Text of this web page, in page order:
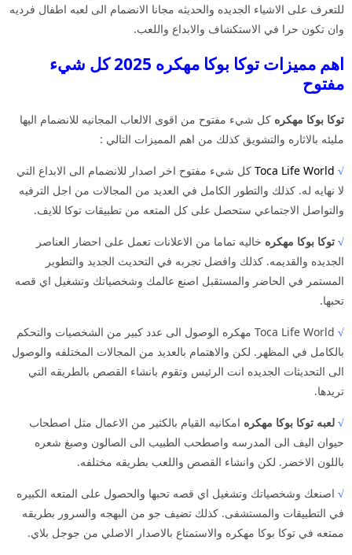
للتعرف على الاشياء الجديده والحديثه مجانا الانضمام الى لعبه اطفال فرديه
وان تكون حرا في الاستكشاف والابداع واللعب.
اهم مميزات توكا بوكا مهكره 2025 كل شيء
مفتوح
توكا بوكا مهكره كل شيء مفتوح من اقوى الالعاب المجانيه للانضمام اليها
مليئه بالاثاره والتشويق كذلك من اهم المميزات التالي :
√
Toca Life World كل شيء مفتوح اخر اصدار للانضمام الى الابداع التي
لا نهايه له. كذلك والتطور الكامل في العديد من المجالات من اجل الترفيه
والتواصل الاجتماعي ستحصل على كل المتعه من تطبيقات توكا للايف.
√ توكا بوكا مهكره خاليه تماما من الاعلانات تعمل على احضار العناصر
الجديده والقديمه. كذلك وافضل تجربه في التحديث الجديد والتطوير
المستمر في الحاضر والمستقبل اصنع عالمك وشخصياتك وتشغيل اي قصه
تحبها.
√
Toca Life World مهكره الوصول الى عدد كبير من الشخصيات والتحكم
بالكامل في المظهر. لكن والاهتمام بالعديد من المجالات المختلفه والوصول
الى التحديثات الجديده انت الرئيس وتقوم بانشاء القصص بالطريقه التي
تريدها.
√ لعبه توكا بوكا مهكره امكانيه القيام بالكثير من الاعمال مثل اصطحاب
حيوان اليف الى المدرسه واصطحب الطبيب الى الصالون وصبغ شعره
باللون الاخضر. لكن وانشاء القصص واللعب بطريقه مختلفه.
√ اصنعك وشخصياتك وتشغيل اي قصه تحبها والحصول على المتعه الكبيره
في التطبيقات والمستشفى. كذلك تضيف جو من البهجه والسرور بطريقه
ممتعه في توكا بوكا مهكره والاستمتاع بالاصدار الاصلي من جوجل بلاي.